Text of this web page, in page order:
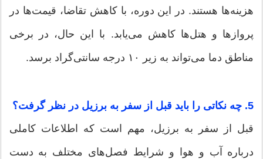
هزینه‌ها هستند. در این دوره، با کاهش تقاضا، قیمت‌ها در
پروازها و هتل‌ها کاهش می‌یابد. با این حال، در برخی
مناطق دما می‌تواند به زیر ۱۰ درجه سانتی‌گراد برسد.
5. چه نکاتی را باید قبل از سفر به برزیل در نظر گرفت؟
قبل از سفر به برزیل، مهم است که اطلاعات کاملی
درباره آب و هوا و شرایط فصل‌های مختلف به دست